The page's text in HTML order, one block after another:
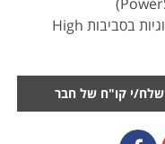
ניסיון בבנייה, תחזוקה וניהול של טופולוגיות בסביבות High
שלח/י קו"ח של חבר